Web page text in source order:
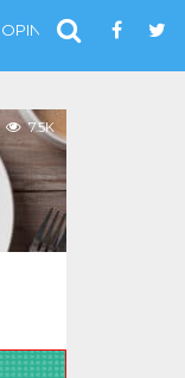
OPINIÓN
7.5K